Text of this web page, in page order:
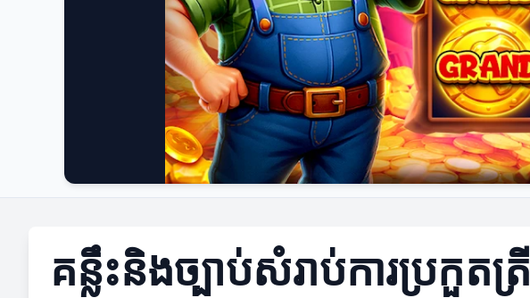
គន្លឹះនិងច្បាប់សំរាប់ការប្រកួតត្រី